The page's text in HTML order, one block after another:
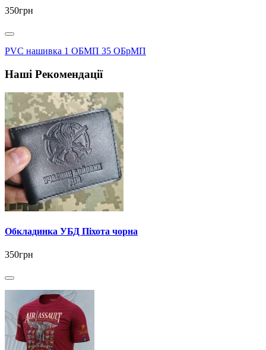
350грн
PVC нашивка 1 ОБМП 35 ОБрМП
Наші Рекомендації
Обкладинка УБД Піхота чорна
350грн